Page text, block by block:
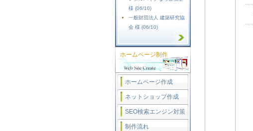
様 (06/10)
一般財団法人 建築研究協
会 様 (06/10)
ホームページ制作
ホームページ作成
ネットショップ作成
SEO検索エンジン対策
制作流れ